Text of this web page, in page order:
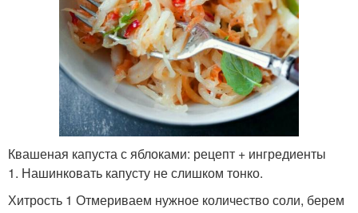
Квашеная капуста с яблоками: рецепт + ингредиенты
1. Нашинковать капусту не слишком тонко.
Хитрость 1 Отмериваем нужное количество соли, берем